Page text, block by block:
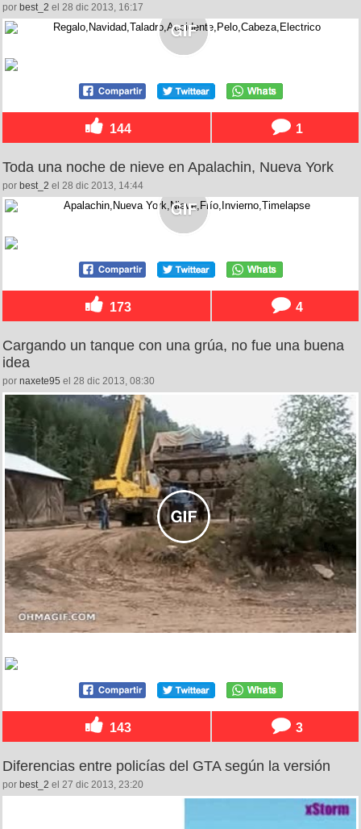
por best_2 el 28 dic 2013, 16:17
144 1
Toda una noche de nieve en Apalachin, Nueva York
por best_2 el 28 dic 2013, 14:44
173 4
Cargando un tanque con una grúa, no fue una buena
idea
por naxete95 el 28 dic 2013, 08:30
143 3
Diferencias entre policías del GTA según la versión
por best_2 el 27 dic 2013, 23:20